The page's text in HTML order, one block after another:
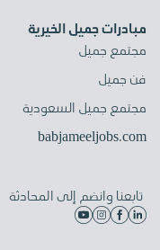
مبادرات جميل الخيرية
مجتمع جميل
فن جميل
مجتمع جميل السعودية
babjameeljobs.com
تابعنا وانضم إلى المحادثة